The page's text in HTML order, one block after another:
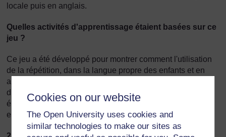
Cookies on our website
The Open University uses cookies and
similar technologies to make our sites as
locale puis en anglais.
Quelles activités d'apprentissage étaient basées sur ce
jeu ?
Ce jeu a été développé pour montrer comment l'utilisation
de la répétition, dans la langue propre des enfants et en
anglais peut faciliter l'apprentissage. A travers l'utilisation
d'une comptine ou d'une chanson courte, le jeu est
également employé pour apprendre aux enfants à compter
et pour qu'ils s'entraînent à compter.